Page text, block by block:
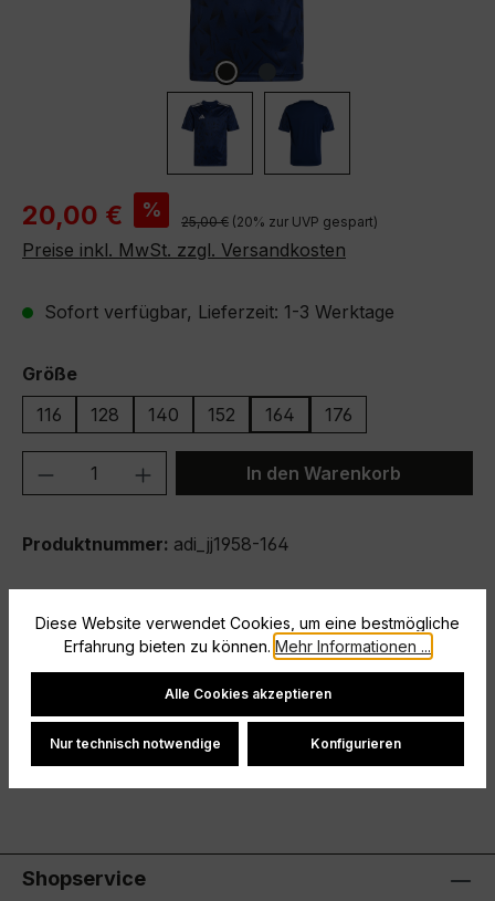
Verkaufspreis:
20,00 € % Regulärer Preis:
25,00 € (20% zur UVP gespart)
Preise inkl. MwSt. zzgl. Versandkosten
Sofort verfügbar, Lieferzeit: 1-3 Werktage
Größeauswählen
116
128 140 152 164 176
Produkt Anzahl: Gib denIn den Warenkorb
Produktnummer: adi_jj1958-164
Beschreibung
Größe: 164
Hersteller
Bewertungen
Shopservice
Diese Website verwendet Cookies, um eine bestmögliche
Erfahrung bieten zu können. Mehr Informationen ...
Cookie-Einstellungen
Alle Cookies akzeptieren
Nur technisch notwendige Konfigurieren